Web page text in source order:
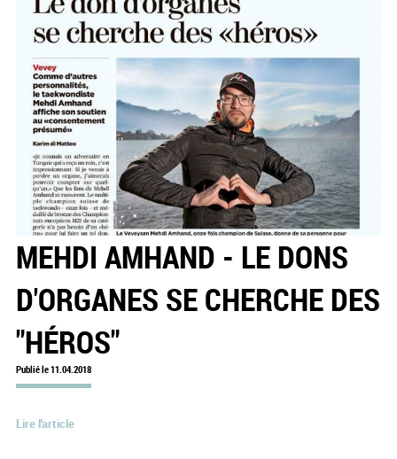
MEHDI AMHAND - LE DONS
D'ORGANES SE CHERCHE DES
"HÉROS"
Publié le 11.04.2018
Lire l'article